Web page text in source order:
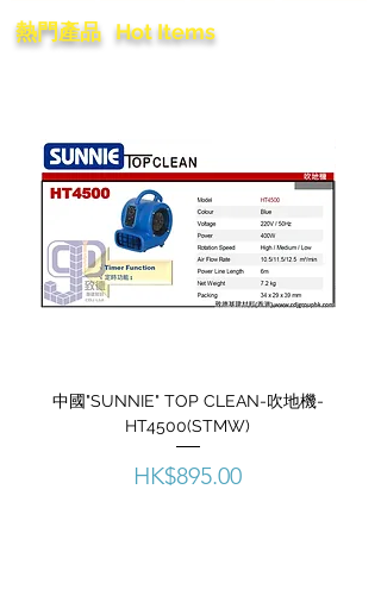
熱門產品 Hot Items
中國"SUNNIE" TOP CLEAN-吹地機-
HT4500(STMW)
價格
HK$895.00